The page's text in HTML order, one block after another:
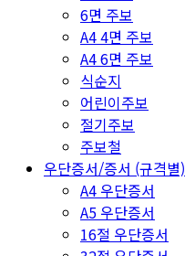
6면 주보
A4 4면 주보
A4 6면 주보
식순지
어린이주보
절기주보
주보철
우단증서/증서 (규격별)
A4 우단증서
A5 우단증서
16절 우단증서